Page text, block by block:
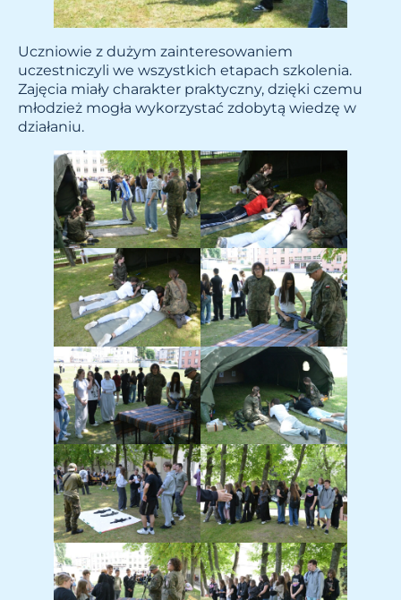
Uczniowie z dużym zainteresowaniem
uczestniczyli we wszystkich etapach szkolenia.
Zajęcia miały charakter praktyczny, dzięki czemu
młodzież mogła wykorzystać zdobytą wiedzę w
działaniu.